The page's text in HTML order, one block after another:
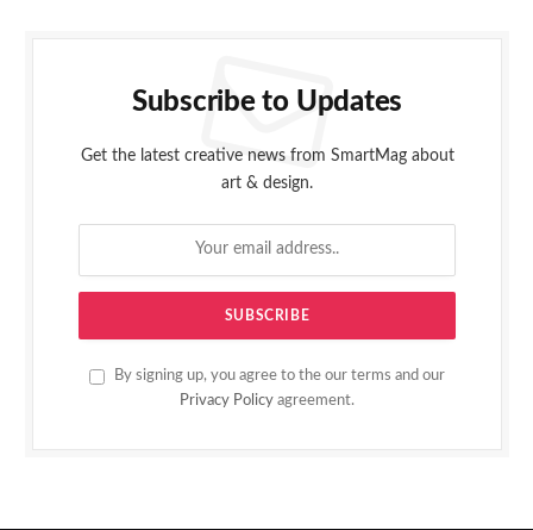
Subscribe to Updates
Get the latest creative news from SmartMag about
art & design.
By signing up, you agree to the our terms and our
Privacy Policy agreement.